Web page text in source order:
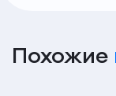
Похожие